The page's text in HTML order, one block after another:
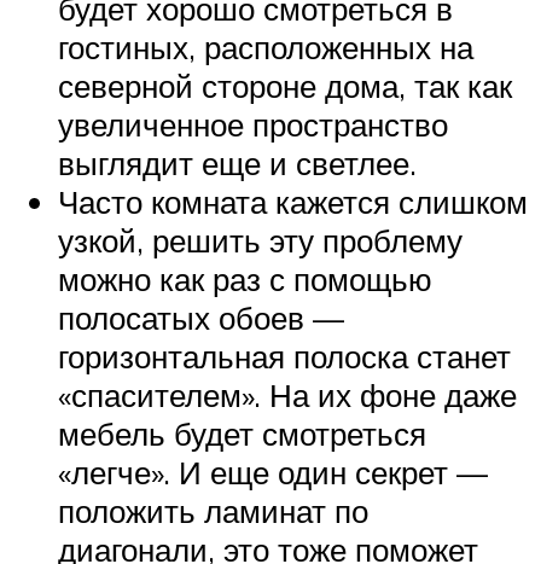
будет хорошо смотреться в
гостиных, расположенных на
северной стороне дома, так как
увеличенное пространство
выглядит еще и светлее.
Часто комната кажется слишком
узкой, решить эту проблему
можно как раз с помощью
полосатых обоев —
горизонтальная полоска станет
«спасителем». На их фоне даже
мебель будет смотреться
«легче». И еще один секрет —
положить ламинат по
диагонали, это тоже поможет